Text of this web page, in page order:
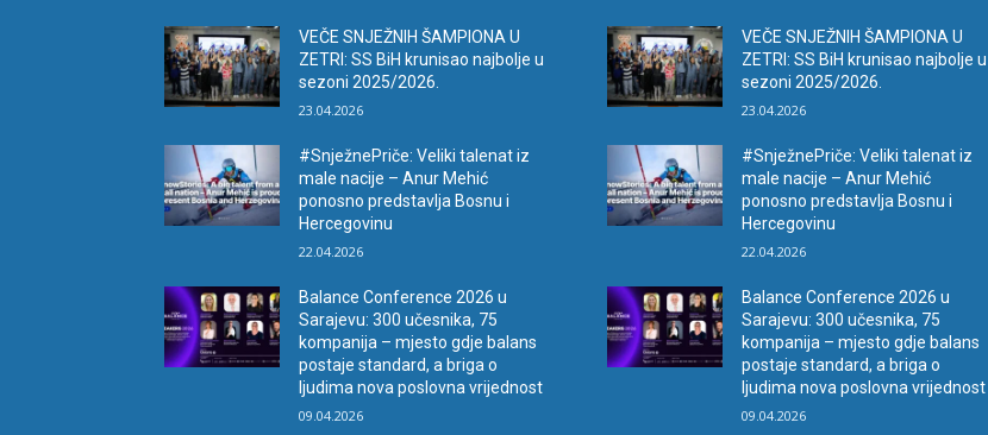
VEČE SNJEŽNIH ŠAMPIONA U
ZETRI: SS BiH krunisao najbolje u
sezoni 2025/2026.
23.04.2026
#SnježnePriče: Veliki talenat iz
male nacije – Anur Mehić
ponosno predstavlja Bosnu i
Hercegovinu
22.04.2026
Balance Conference 2026 u
Sarajevu: 300 učesnika, 75
kompanija – mjesto gdje balans
postaje standard, a briga o
ljudima nova poslovna vrijednost
09.04.2026
VEČE SNJEŽNIH ŠAMPIONA U
ZETRI: SS BiH krunisao najbolje u
sezoni 2025/2026.
23.04.2026
#SnježnePriče: Veliki talenat iz
male nacije – Anur Mehić
ponosno predstavlja Bosnu i
Hercegovinu
22.04.2026
Balance Conference 2026 u
Sarajevu: 300 učesnika, 75
kompanija – mjesto gdje balans
postaje standard, a briga o
ljudima nova poslovna vrijednost
09.04.2026